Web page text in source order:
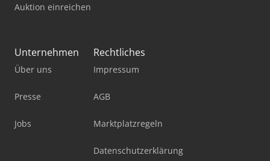
Auktion einreichen
Unternehmen
Über uns
Presse
Jobs
Rechtliches
Impressum
AGB
Marktplatzregeln
Datenschutzerklärung